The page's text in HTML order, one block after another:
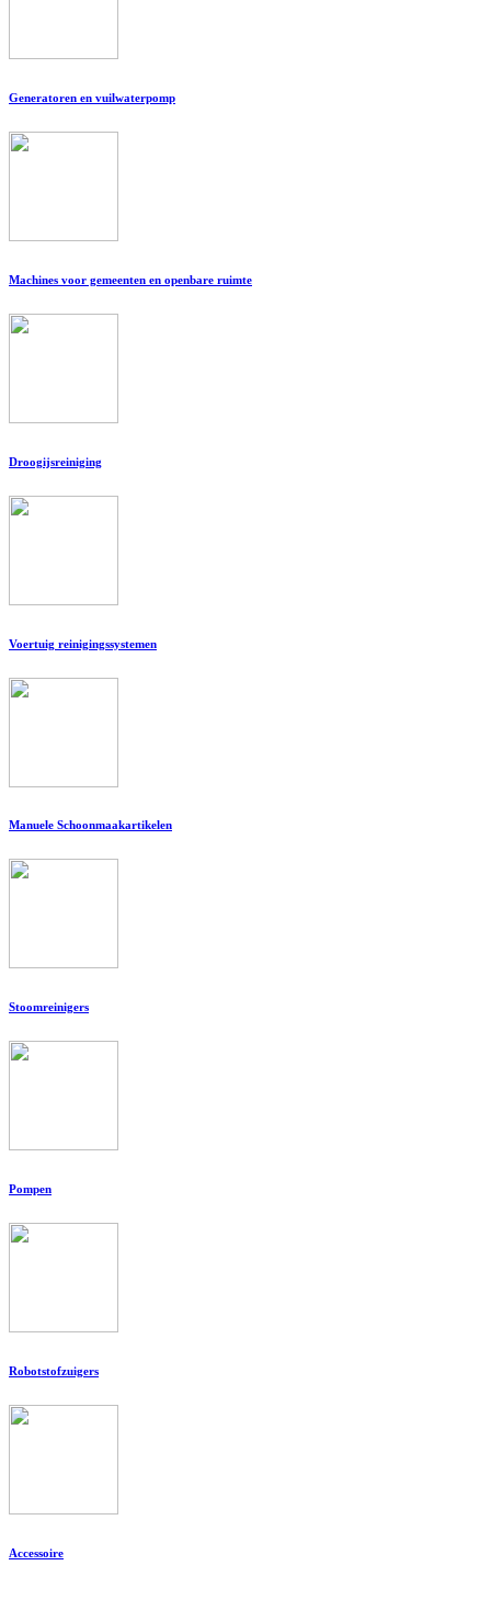
Generatoren en vuilwaterpomp
Machines voor gemeenten en openbare ruimte
Droogijsreiniging
Voertuig reinigingssystemen
Manuele Schoonmaakartikelen
Stoomreinigers
Pompen
Robotstofzuigers
Accessoire